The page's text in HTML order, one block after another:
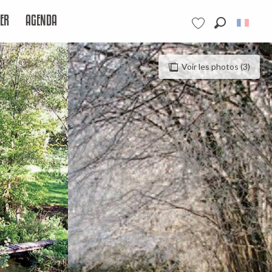
Voir les favoris
AGENDA
Voir les photos (3)